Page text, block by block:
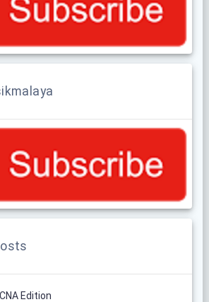
Edition